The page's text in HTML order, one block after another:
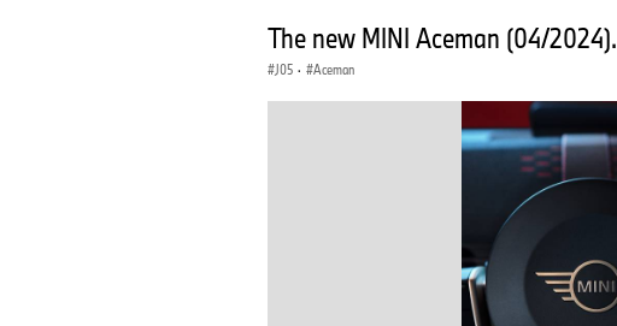
The new MINI Aceman (04/2024).
J05 · Aceman